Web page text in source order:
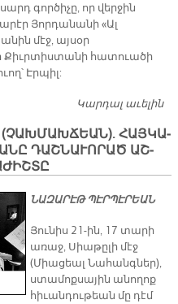
գործիչը, որ վերջին
Յորդանանի «Ալ
մէջ, այսօր
Քիւրտիստանի հատուածի
Էրպիլ:
Կարդալ աւելին
(­ՉԱԽ­ՄԱԽ­ՃԵԱՆ). ­ՀԱՅ­ԿԱ­
ԴԱՇ­ՆԱ­ՒՈ­ՐԱԾ ԱՇ­
ՆԱԶԱՐԷԹ ՊԷՐՊԷՐԵԱՆ
Յունիս 21-ին, 17 տարի
առաջ, Սիաթըլի մէջ
(Միացեալ Նահանգներ),
ստամոքսային անողոք
հիւանդութեան մը դէմ